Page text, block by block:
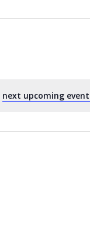
next upcoming